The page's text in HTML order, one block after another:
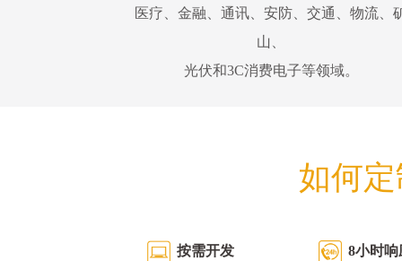
医疗、金融、通讯、安防、交通、物流、
山、
光伏和3C消费电子等领域。
如何
按需开发 8小时响